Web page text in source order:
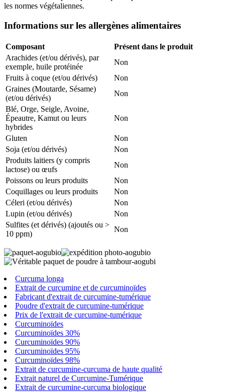
les normes végétaliennes.
Informations sur les allergènes alimentaires
Composant
Présent dans le produit
Arachides (et/ou dérivés), par
exemple, huile protéinée
Non
Fruits à coque (et/ou dérivés)
Non
Graines (Moutarde, Sésame)
(et/ou dérivés)
Non
Blé, Orge, Seigle, Avoine,
Épeautre, Kamut ou leurs
hybrides
Non
Gluten
Non
Soja (et/ou dérivés)
Non
Produits laitiers (y compris
lactose) ou œufs
Non
Poissons ou leurs produits
Non
Coquillages ou leurs produits
Non
Céleri (et/ou dérivés)
Non
Lupin (et/ou dérivés)
Non
Sulfites (et dérivés) (ajoutés ou >
10 ppm)
Non
Curcuma longa
Extrait de curcumine et de curcuminoïdes
Fabricant d'extrait de curcumine-tumérique
Poudre d'extrait de curcumine-tumérique
Prix ​​de l'extrait de curcumine-tumérique
Curcuminoïdes
Curcuminoïdes 30%
Curcuminoïdes 90%
Curcuminoïdes 95%
Curcuminoïdes 98%
Extrait de curcumine-curcuma de haute qualité
Extrait naturel de Curcumine-Tumérique
Extrait de curcumine-curcuma biologique